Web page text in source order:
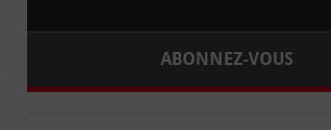
ABONNEZ-VOUS